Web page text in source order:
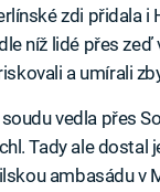
zdi přidala i
níž lidé přes zeď
a umírali
vedla přes
Tady ale dostal
ambasádu v